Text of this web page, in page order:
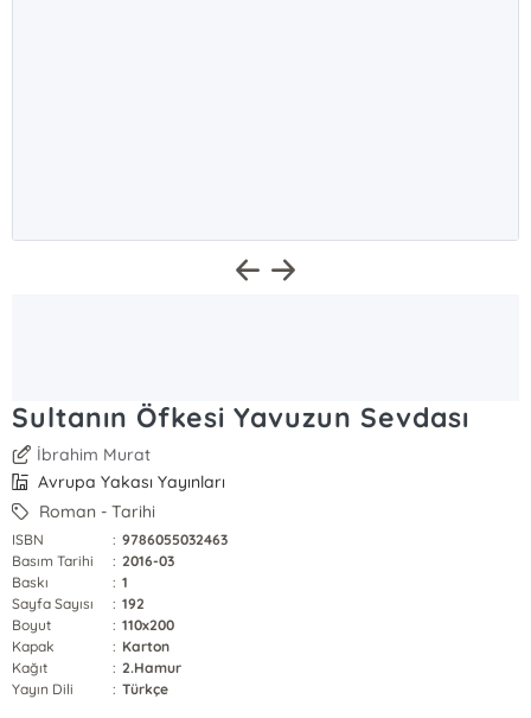
Sultanın Öfkesi Yavuzun Sevdası
İbrahim Murat
Avrupa Yakası Yayınları
Roman - Tarihi
ISBN : 9786055032463
Basım Tarihi
: 2016-03
Baskı
: 1
Sayfa Sayısı
: 192
Boyut
: 110x200
Kapak
: Karton
Kağıt
: 2.Hamur
Yayın Dili
: Türkçe